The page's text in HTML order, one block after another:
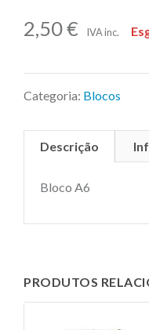
2,50€ IVA inc.
Categoria: Blocos
Descrição
Bloco A6
PRODUTOS